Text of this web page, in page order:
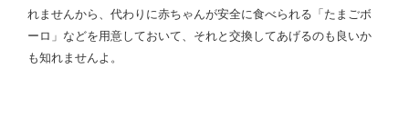
れませんから、代わりに赤ちゃんが安全に食べられる「たまごボ
ーロ」などを用意しておいて、それと交換してあげるのも良いか
も知れませんよ。